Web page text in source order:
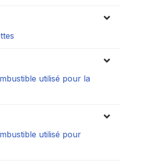
utilisé pour la
utilisé pour